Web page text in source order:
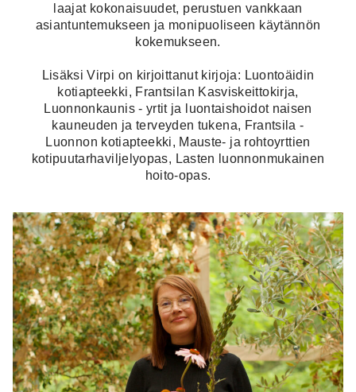
laajat kokonaisuudet, perustuen vankkaan
asiantuntemukseen ja monipuoliseen käytännön
kokemukseen.
Lisäksi Virpi on kirjoittanut kirjoja: Luontoäidin
kotiapteekki, Frantsilan Kasviskeittokirja,
Luonnonkaunis - yrtit ja luontaishoidot naisen
kauneuden ja terveyden tukena, Frantsila -
Luonnon kotiapteekki, Mauste- ja rohtoyrttien
kotipuutarhaviljelyopas, Lasten luonnonmukainen
hoito-opas.